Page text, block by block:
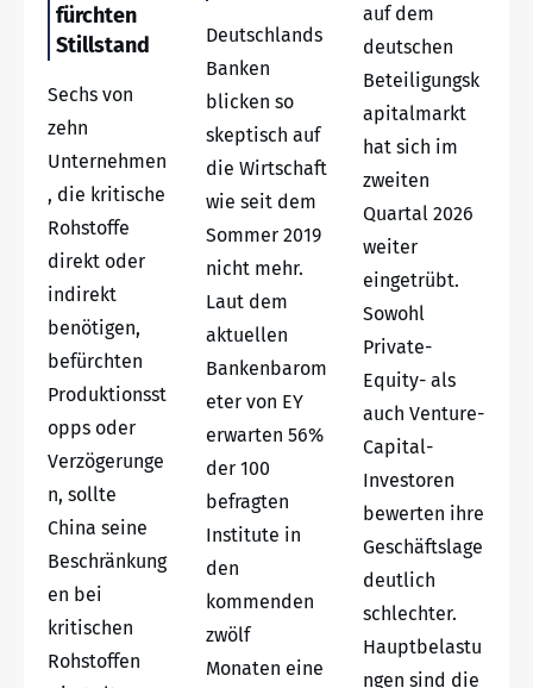
fürchten
Stillstand
Sechs von
zehn
Unternehmen
, die kritische
Rohstoffe
direkt oder
indirekt
benötigen,
befürchten
Produktionsst
opps oder
Verzögerunge
n, sollte
China seine
Beschränkung
en bei
kritischen
Rohstoffen
Deutschlands
Banken
blicken so
skeptisch auf
die Wirtschaft
wie seit dem
Sommer 2019
nicht mehr.
Laut dem
aktuellen
Bankenbarom
eter von EY
erwarten 56%
der 100
befragten
Institute in
den
kommenden
zwölf
Monaten eine
auf dem
deutschen
Beteiligungsk
apitalmarkt
hat sich im
zweiten
Quartal 2026
weiter
eingetrübt.
Sowohl
Private-
Equity- als
auch Venture-
Capital-
Investoren
bewerten ihre
Geschäftslage
deutlich
schlechter.
Hauptbelastu
ngen sind die